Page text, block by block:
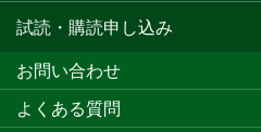
試読・購読申し込み
お問い合わせ
よくある質問